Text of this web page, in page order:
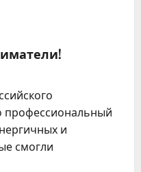
профессиональный
и
смогли